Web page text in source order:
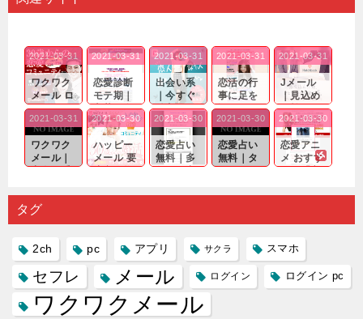
ワクワク
メール ロ
グイン pc
｜心の底
から真
剣...
2021-03-31
恋愛診断
モテ期｜
老若男女
問わ
ず…。
2021-03-31
出会い系
｜今すぐ
仲良くな
れる相手
探しをし
たいと...
2021-03-31
恋活の行
事に足を
運んでも
出会いの
チャンス
が訪れ...
2021-03-31
Jメール
｜見込め
る効果が
確実なも
のであっ
ても…...
2021-03-31
ワクワク
メール｜
り会った
人に軽...
2021-03-31
ハッピー
メール 要
するので
2021-03-30
恋愛占い
無料｜多
プリの内
2021-03-30
恋愛占い
無料｜タ
る人に恋
2021-03-30
恋愛アニ
メ おすす
雑で素人
2021-03-30
タグ
2ch pc アプリ サクラ スマホ
セフレ メール ログイン ログイン pc
ワクワクメール